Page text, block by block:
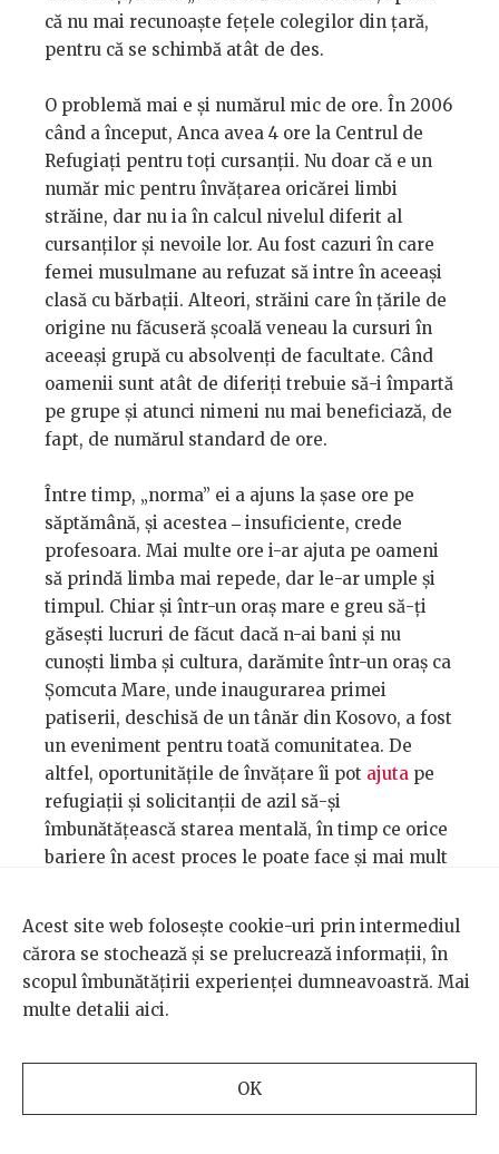
că nu mai recunoaște fețele colegilor din țară,
pentru că se schimbă atât de des.
O problemă mai e și numărul mic de ore. În 2006
când a început, Anca avea 4 ore la Centrul de
Refugiați pentru toți cursanții. Nu doar că e un
număr mic pentru învățarea oricărei limbi
străine, dar nu ia în calcul nivelul diferit al
cursanților și nevoile lor. Au fost cazuri în care
femei musulmane au refuzat să intre în aceeași
clasă cu bărbații. Alteori, străini care în țările de
origine nu făcuseră școală veneau la cursuri în
aceeași grupă cu absolvenți de facultate. Când
oamenii sunt atât de diferiți trebuie să-i împartă
pe grupe și atunci nimeni nu mai beneficiază, de
fapt, de numărul standard de ore.
Între timp, „norma” ei a ajuns la șase ore pe
săptămână, și acestea – insuficiente, crede
profesoara. Mai multe ore i-ar ajuta pe oameni
să prindă limba mai repede, dar le-ar umple și
timpul. Chiar și într-un oraș mare e greu să-ți
găsești lucruri de făcut dacă n-ai bani și nu
cunoști limba și cultura, darămite într-un oraș ca
Șomcuta Mare, unde inaugurarea primei
patiserii, deschisă de un tânăr din Kosovo, a fost
un eveniment pentru toată comunitatea. De
altfel, oportunitățile de învățare îi pot ajuta pe
refugiații și solicitanții de azil să-și
îmbunătățească starea mentală, în timp ce orice
bariere în acest proces le poate face și mai mult
Acest site web folosește cookie-uri prin intermediul
cărora se stochează și se prelucrează informații, în
scopul îmbunătățirii experienței dumneavoastră. Mai
multe detalii aici.
OK